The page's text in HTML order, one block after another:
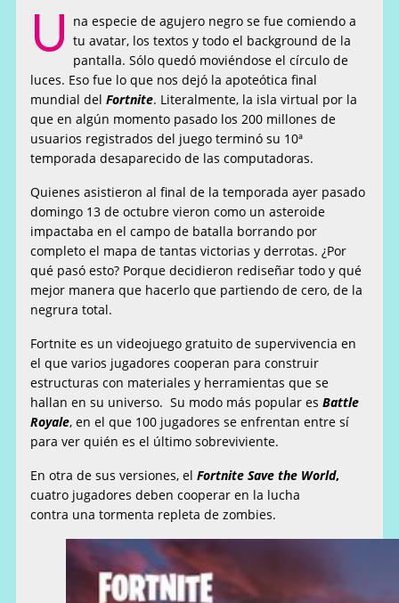
U na especie de agujero negro se fue comiendo a
tu avatar, los textos y todo el background de la
pantalla. Sólo quedó moviéndose el círculo de
luces. Eso fue lo que nos dejó la apoteótica final
mundial delFortnite. Literalmente, la isla virtual por la
que en algún momento pasado los 200 millones de
usuarios registrados del juego terminó su 10ª
temporada desaparecido de las computadoras.
Quienes asistieron al final de la temporada ayer pasado
domingo 13 de octubre vieron como un asteroide
impactaba en el campo de batalla borrando por
completo el mapa de tantas victorias y derrotas. ¿Por
qué pasó esto? Porque decidieron rediseñar todo y qué
mejor manera que hacerlo que partiendo de cero, de la
negrura total.
Fortnite es un videojuego gratuito de supervivencia en
el que varios jugadores cooperan para construir
estructuras con materiales y herramientas que se
hallan en su universo. Su modo más popular esBattle
Royale, en el que 100 jugadores se enfrentan entre sí
para ver quién es el último sobreviviente.
En otra de sus versiones, elFortnite Save the World,
cuatro jugadores deben cooperar en la lucha
contra una tormenta repleta de zombies.